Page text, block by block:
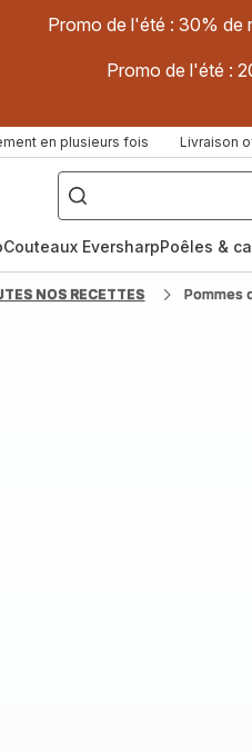
Promo de l'été : 30% de
Promo de l'été :
en plusieurs fois Livraison
["Poêles
inox,
Cake
Factory,
Couteaux EversharpPoêles &
NOS RECETTES Pommes